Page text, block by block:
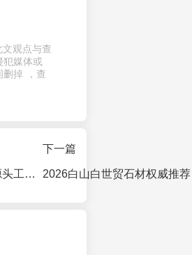
观点与查
犯媒体或
删掉 ，查
2026黑金沙花岗岩权威推荐：厂矿一体源头工厂印度直供厂家选择指南
下一篇